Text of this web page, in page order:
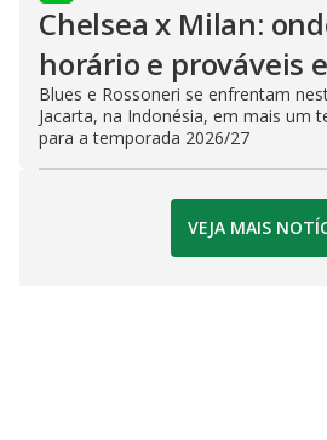
Chelsea x Milan:
horário e prováveis
Blues e Rossoneri se enfrentam
Jacarta, na Indonésia, em mais um
para a temporada 2026/27
VEJA MAIS